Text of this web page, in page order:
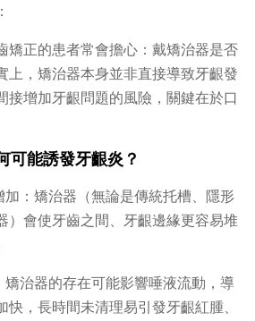
矯正的患者常會擔心：戴矯治器是否
上，矯治器本身並非直接導致牙齦發
接增加牙齦問題的風險，關鍵在於口
可能誘發牙齦炎？
加：矯治器（無論是傳統托槽、隱形
）會使牙齒之間、牙齦邊緣更容易堆
矯治器的存在可能影響唾液流動，導
快，長時間未清理易引發牙齦紅腫、